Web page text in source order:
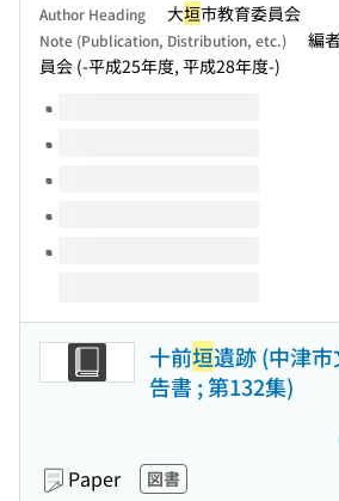
Author Heading 大垣市教育委員会
Note (Publication, Distribution, etc.) 編
員会 (-平成25年度, 平成28年度-)
Volumes of this title
十前垣遺跡 (中津
告書 ; 第132集)
Paper 図書